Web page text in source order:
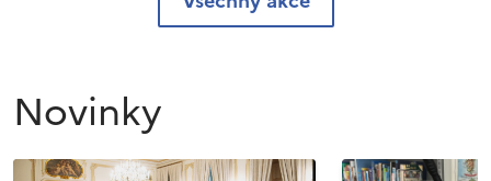
Novinky